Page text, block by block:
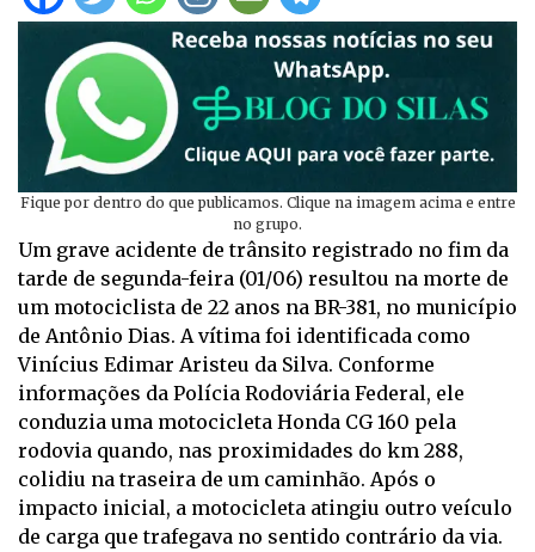
Fique por dentro do que publicamos. Clique na imagem acima e entre
no grupo.
Um grave acidente de trânsito registrado no fim da
tarde de segunda-feira (01/06) resultou na morte de
um motociclista de 22 anos na BR-381, no município
de Antônio Dias. A vítima foi identificada como
Vinícius Edimar Aristeu da Silva. Conforme
informações da Polícia Rodoviária Federal, ele
conduzia uma motocicleta Honda CG 160 pela
rodovia quando, nas proximidades do km 288,
colidiu na traseira de um caminhão. Após o
impacto inicial, a motocicleta atingiu outro veículo
de carga que trafegava no sentido contrário da via.